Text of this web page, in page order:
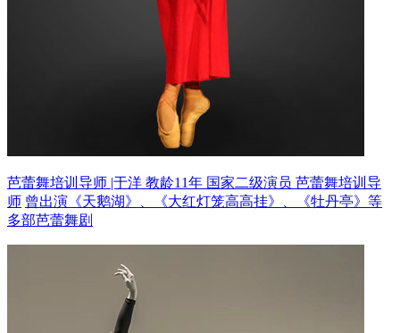
芭蕾舞培训导师 |于洋 教龄11年 国家二级演员 芭蕾舞培训导
师 曾出演《天鹅湖》、《大红灯笼高高挂》、《牡丹亭》等
多部芭蕾舞剧